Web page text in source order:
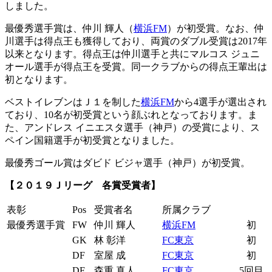
しました。
最優秀選手賞は、仲川 輝人（横浜FM）が初受賞。なお、仲
川選手は得点王も獲得しており、両賞のダブル受賞は2017年
以来となります。得点王は仲川選手と共にマルコス ジュニ
オール選手が得点王を受賞。同一クラブからの得点王輩出は
初となります。
ベストイレブンはＪ１を制した横浜FMから4選手が選出され
ており、10名が初受賞という顔ぶれとなっております。ま
た、アンドレス イニエスタ選手（神戸）の受賞により、ス
ペイン国籍選手が初受賞となりました。
最優秀ゴール賞はダビド ビジャ選手（神戸）が初受賞。
【２０１９Ｊリーグ 各賞受賞者】
表彰 Pos 受賞者名
所属クラブ
最優秀選手賞
FW 仲川 輝人 横浜FM
初
GK
林 彰洋 FC東京
初
DF
室屋 成 FC東京
初